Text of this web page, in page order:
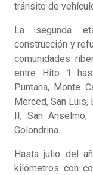
tránsito de
La segunda
construcción y
comunidades
entre Hito 1
Puntana, Monte
Merced, San Luis,
II, San
Golondrina.
Hasta julio del
kilómetros con